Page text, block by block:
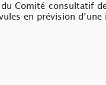
Comité consultatif
en prévision d’une